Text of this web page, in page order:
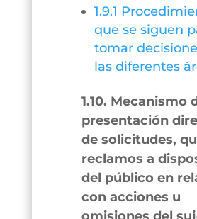
1.9.1
que se siguen
tomar
las diferentes
1.10. Mecanismo
presentación
de solicitudes,
reclamos a
del público en
con acciones u